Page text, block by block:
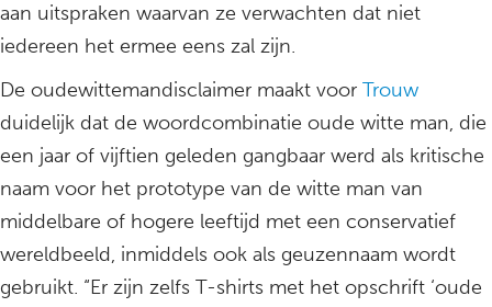
aan uitspraken waarvan ze verwachten dat niet
iedereen het ermee eens zal zijn.
De oudewittemandisclaimer maakt voor Trouw
duidelijk dat de woordcombinatie oude witte man, die
een jaar of vijftien geleden gangbaar werd als kritische
naam voor het prototype van de witte man van
middelbare of hogere leeftijd met een conservatief
wereldbeeld, inmiddels ook als geuzennaam wordt
gebruikt. “Er zijn zelfs T-shirts met het opschrift ‘oude